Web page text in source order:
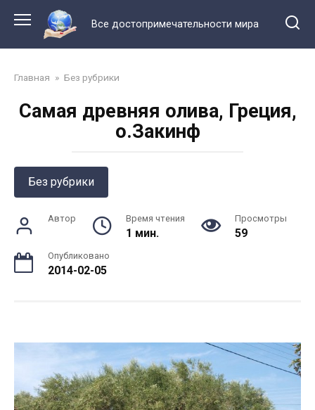
контенту
Все достопримечательности мира
Главная » Без рубрики
Самая древняя олива, Греция,
о.Закинф
Без рубрики
Автор Время чтения
1 мин.
Просмотры
59
Опубликовано
2014-02-05